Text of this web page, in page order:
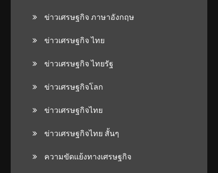
ข่าวเศรษฐกิจ ภาษาอังกฤษ
ข่าวเศรษฐกิจ ไทย
ข่าวเศรษฐกิจ ไทยรัฐ
ข่าวเศรษฐกิจโลก
ข่าวเศรษฐกิจไทย
ข่าวเศรษฐกิจไทย สั้นๆ
ความขัดแย้งทางเศรษฐกิจ